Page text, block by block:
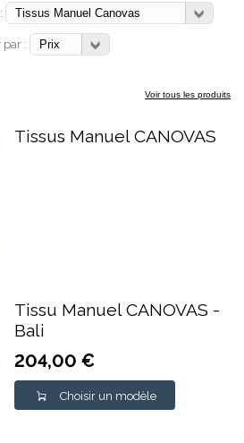
par :
Voir tous les produits
Tissus Manuel CANOVAS
Tissu Manuel CANOVAS -
Bali
204,00 €
Choisir un modèle